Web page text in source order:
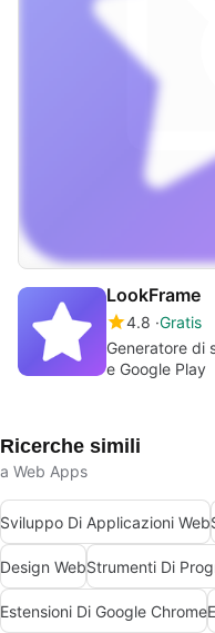
LookFrame
4.8 Gratis
Generatore di
e Google Play
Ricerche simili
a Web Apps
Sviluppo Di Applicazioni Web
Design WebStrumenti Di
Estensioni Di Google Chrome